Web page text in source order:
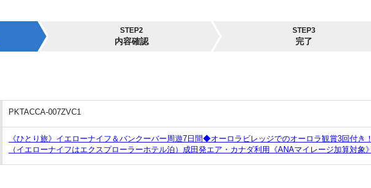
STEP2
内容確認
STEP3
完了
PKTACCA-007ZVC1
《ひとり旅》イエローナイフ＆バンクーバー周遊7日間◆オーロラビレッジでのオーロラ観賞3回付き！
（イエローナイフはエクスプローラーホテル泊）成田発エア・カナダ利用《ANAマイレージ加算対象》